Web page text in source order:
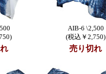
AIB-6 \2,500
(税込￥2,750)
売り切れ